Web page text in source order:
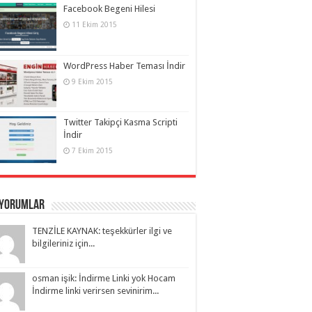
Facebook Begeni Hilesi
11 Ekim 2015
WordPress Haber Teması İndir
9 Ekim 2015
Twitter Takipçi Kasma Scripti
İndir
7 Ekim 2015
TENZİLE KAYNAK: teşekkürler ilgi ve
bilgileriniz için...
osman işik: İndirme Linki yok Hocam
İndirme linki verirsen sevinirim...